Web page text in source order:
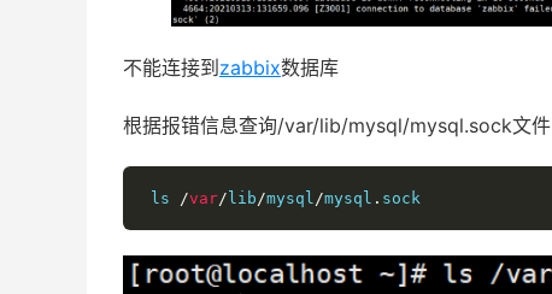
不能连接到zabbix数据库
根据报错信息查询/var/lib/mysql/mysql.sock文件
ls
/var/lib /mysql /mysql . sock